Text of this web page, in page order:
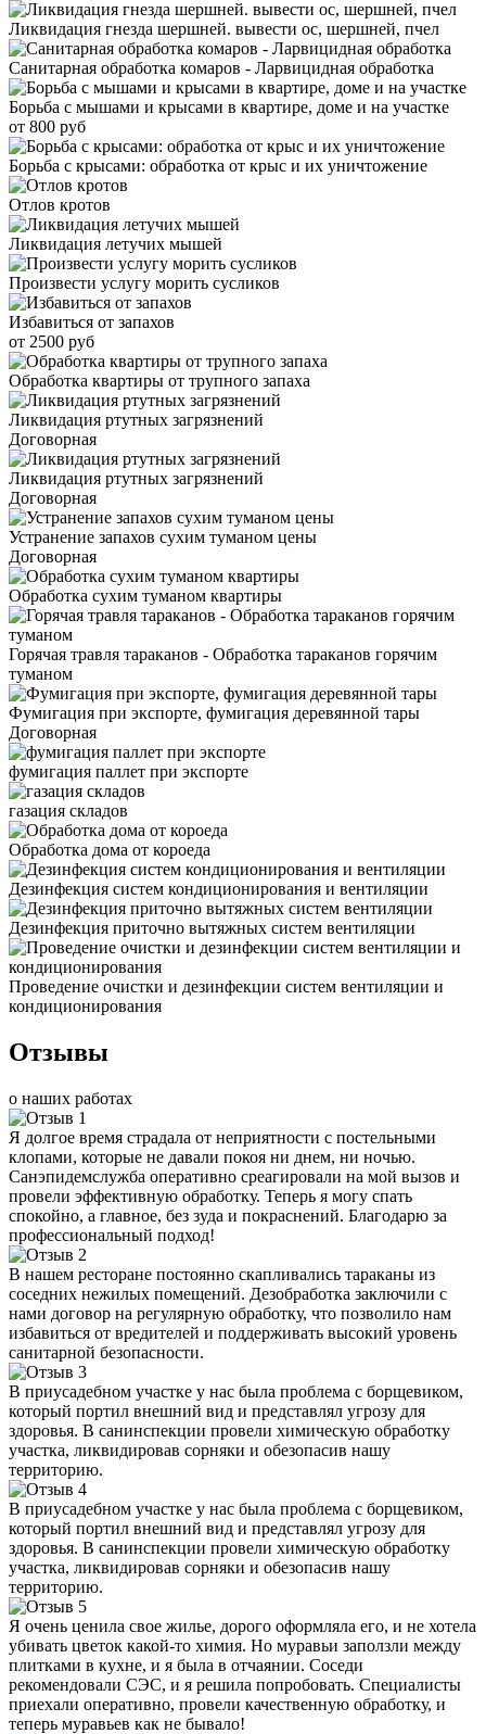
Ликвидация гнезда шершней. вывести ос, шершней, пчел
Санитарная обработка комаров - Ларвицидная обработка
Борьба с мышами и крысами в квартире, доме и на участке
от 800 руб
Борьба с крысами: обработка от крыс и их уничтожение
Отлов кротов
Ликвидация летучих мышей
Произвести услугу морить сусликов
Избавиться от запахов
от 2500 руб
Обработка квартиры от трупного запаха
Ликвидация ртутных загрязнений
Договорная
Ликвидация ртутных загрязнений
Договорная
Устранение запахов сухим туманом цены
Договорная
Обработка сухим туманом квартиры
Горячая травля тараканов - Обработка тараканов горячим
туманом
Фумигация при экспорте, фумигация деревянной тары
Договорная
фумигация паллет при экспорте
газация складов
Обработка дома от короеда
Дезинфекция систем кондиционирования и вентиляции
Дезинфекция приточно вытяжных систем вентиляции
Проведение очистки и дезинфекции систем вентиляции и
кондиционирования
Отзывы
о наших работах
Я долгое время страдала от неприятности с постельными
клопами, которые не давали покоя ни днем, ни ночью.
Санэпидемслужба оперативно среагировали на мой вызов и
провели эффективную обработку. Теперь я могу спать
спокойно, а главное, без зуда и покраснений. Благодарю за
профессиональный подход!
В нашем ресторане постоянно скапливались тараканы из
соседних нежилых помещений. Дезобработка заключили с
нами договор на регулярную обработку, что позволило нам
избавиться от вредителей и поддерживать высокий уровень
санитарной безопасности.
В приусадебном участке у нас была проблема с борщевиком,
который портил внешний вид и представлял угрозу для
здоровья. В санинспекции провели химическую обработку
участка, ликвидировав сорняки и обезопасив нашу
территорию.
В приусадебном участке у нас была проблема с борщевиком,
который портил внешний вид и представлял угрозу для
здоровья. В санинспекции провели химическую обработку
участка, ликвидировав сорняки и обезопасив нашу
территорию.
Я очень ценила свое жилье, дорого оформляла его, и не хотела
убивать цветок какой-то химия. Но муравьи заползли между
плитками в кухне, и я была в отчаянии. Соседи
рекомендовали СЭС, и я решила попробовать. Специалисты
приехали оперативно, провели качественную обработку, и
теперь муравьев как не бывало!